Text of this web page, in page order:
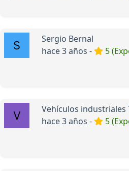
Sergio Bernal
hace 3 años -
5
Vehículos industriales
hace 3 años -
5